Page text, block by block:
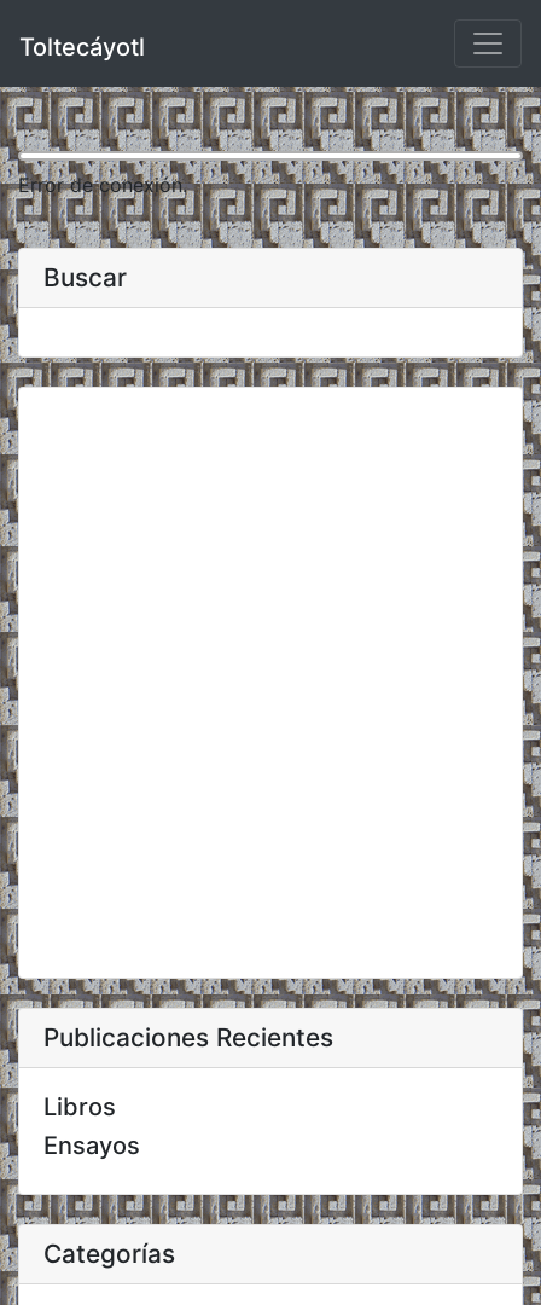
Toltecáyotl
Error de conexión.
Buscar
Publicaciones Recientes
Libros
Ensayos
Categorías